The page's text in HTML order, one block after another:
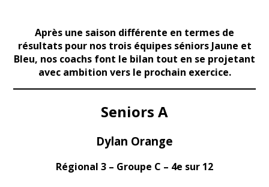
Après une saison différente en termes de
résultats pour nos trois équipes séniors Jaune et
Bleu, nos coachs font le bilan tout en se projetant
avec ambition vers le prochain exercice.
Seniors A
Dylan Orange
Régional 3 – Groupe C – 4e sur 12